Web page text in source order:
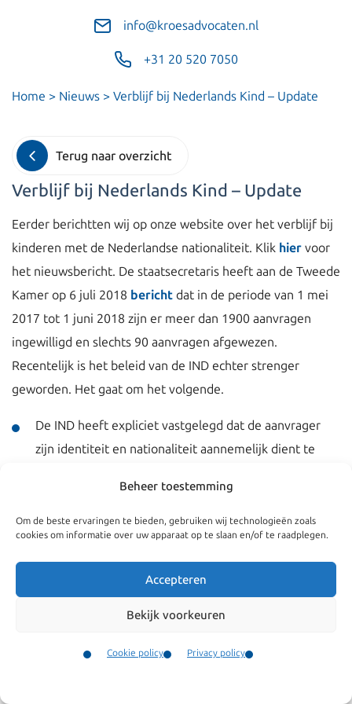
Beheer toestemming
Om de beste ervaringen te bieden, gebruiken wij technologieën zoals
cookies om informatie over uw apparaat op te slaan en/of te raadplegen.
Accepteren
Bekijk voorkeuren
Cookie policy Privacy policy
info@kroesadvocaten.nl
+31 20 520 7050
Home > Nieuws > Verblijf bij Nederlands Kind – Update
Terug naar overzicht
Verblijf bij Nederlands Kind – Update
Eerder berichtten wij op onze website over het verblijf bij
kinderen met de Nederlandse nationaliteit. Klik hier voor
het nieuwsbericht. De staatsecretaris heeft aan de Tweede
Kamer op 6 juli 2018 bericht dat in de periode van 1 mei
2017 tot 1 juni 2018 zijn er meer dan 1900 aanvragen
ingewilligd en slechts 90 aanvragen afgewezen.
Recentelijk is het beleid van de IND echter strenger
geworden. Het gaat om het volgende.
De IND heeft expliciet vastgelegd dat de aanvrager
zijn identiteit en nationaliteit aannemelijk dient te
De IND geeft geen verblijfsvergunning af wanneer de
zorg- en/of opvoedingstaken marginaal zijn;
De aanvrager dient zelf voldoende gegevens te
verschaffen waaruit de IND kan opmaken dat aan de
voorwaarden wordt voldaan.
Vraagt u zich af of u wel aan de voorwaarden voldoet of
heeft u een andere vraag over het verblijf bij uw